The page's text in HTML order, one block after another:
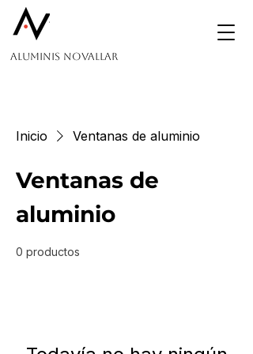
Aluminis Novallar
Inicio Ventanas de aluminio
Ventanas de
aluminio
0 productos